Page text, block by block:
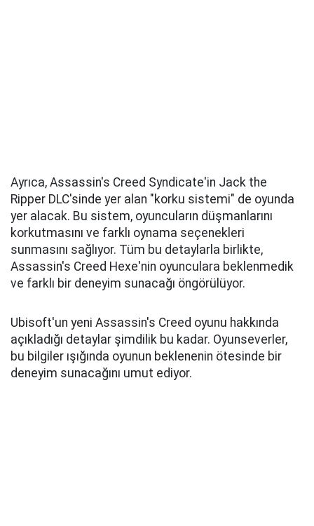
Ayrıca, Assassin's Creed Syndicate'in Jack the
Ripper DLC'sinde yer alan "korku sistemi" de oyunda
yer alacak. Bu sistem, oyuncuların düşmanlarını
korkutmasını ve farklı oynama seçenekleri
sunmasını sağlıyor. Tüm bu detaylarla birlikte,
Assassin's Creed Hexe'nin oyunculara beklenmedik
ve farklı bir deneyim sunacağı öngörülüyor.
Ubisoft'un yeni Assassin's Creed oyunu hakkında
açıkladığı detaylar şimdilik bu kadar. Oyunseverler,
bu bilgiler ışığında oyunun beklenenin ötesinde bir
deneyim sunacağını umut ediyor.